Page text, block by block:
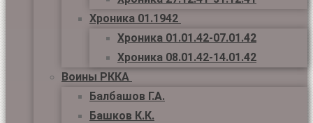
Хроника 01.1942
Хроника 01.01.42-07.01.42
Хроника 08.01.42-14.01.42
Воины РККА
Балбашов Г.А.
Башков К.К.